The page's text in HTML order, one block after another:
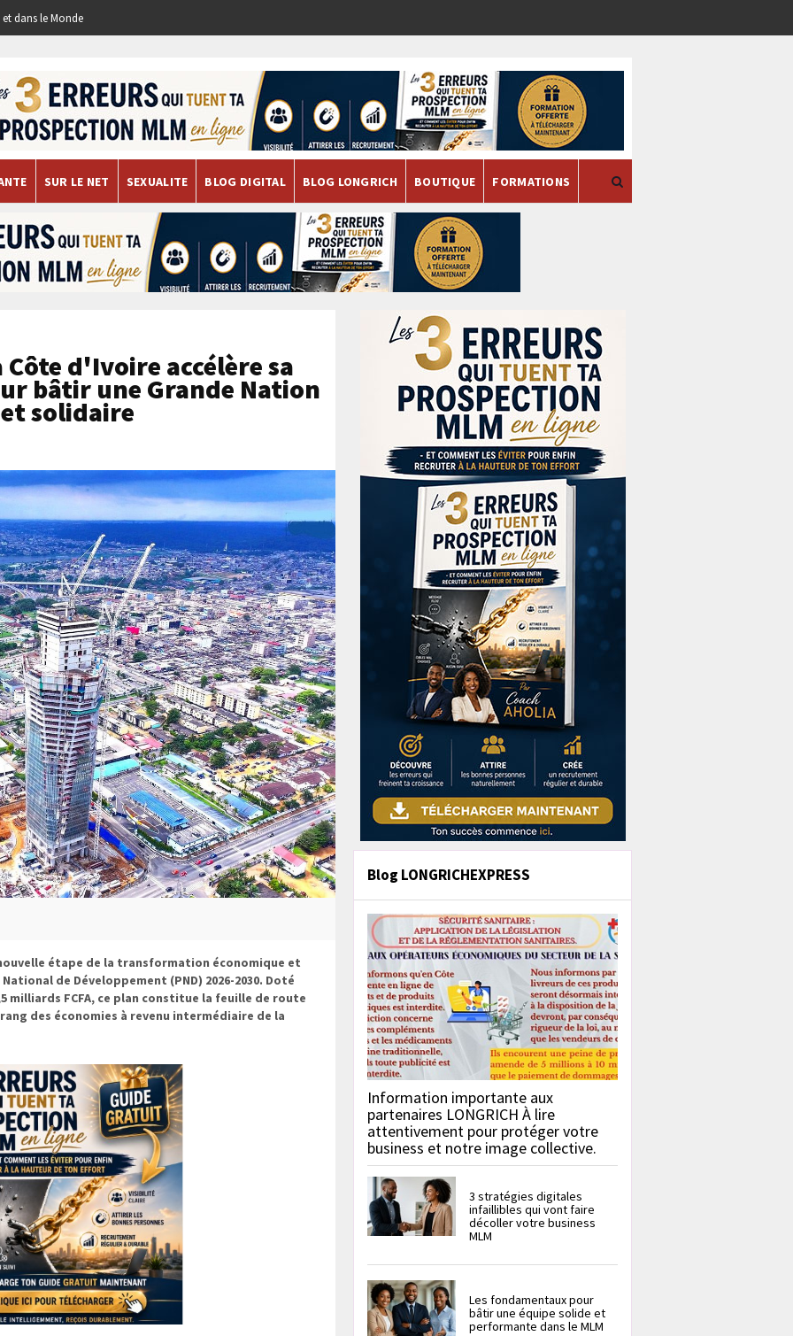
dans le Monde
SUR LE NET SEXUALITE BLOG DIGITAL BLOG LONGRICH BOUTIQUE FORMATIONS
Côte d'Ivoire accélère sa
bâtir une Grande Nation
solidaire
étape de la transformation économique et
de Développement (PND) 2026-2030. Doté
milliards FCFA, ce plan constitue la feuille de route
des économies à revenu intermédiaire de la
Blog LONGRICHEXPRESS
Information importante aux
partenaires LONGRICH À lire
attentivement pour protéger votre
business et notre image collective.
3 stratégies digitales
infaillibles qui vont faire
décoller votre business
MLM
Les fondamentaux pour
bâtir une équipe solide et
performante dans le MLM